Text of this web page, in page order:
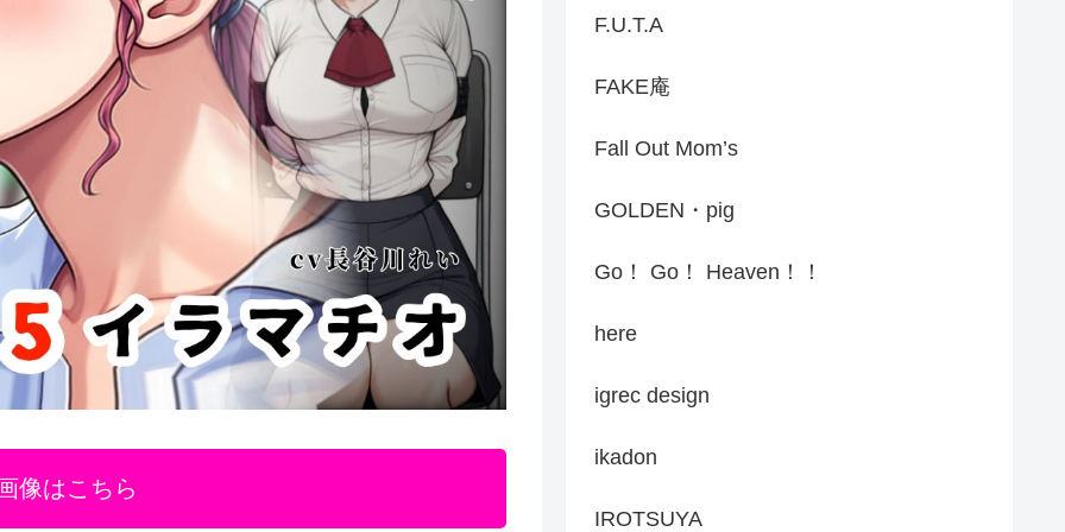
像はこちら
F.U.T.A
FAKE庵
Fall Out Mom’s
GOLDEN・pig
Go！ Go！ Heaven！！
here
igrec design
ikadon
IROTSUYA